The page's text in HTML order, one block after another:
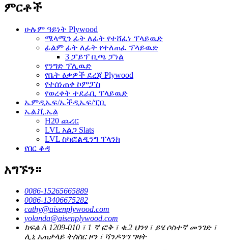
ምርቶች
ሁሉም ዓይነት Plywood
ሜላሚን ፊት ለፊት የተሸፈነ ፕላይዉድ
ፊልም ፊት ለፊት የተለጠፈ ፕላይዉድ
3 ፓይፕ ቢጫ ፓነል
የንግድ ፕሊዉድ
የቤት ዕቃዎች ደረጃ Plywood
የተሰነጠቀ ኮምፓስ
የወረቀት ተደራቢ ፕላይዉድ
ኤምዲኤፍ/ኤችዲኤፍ/ፒቢ
ኤል.ቪ.ኤል
H20 ጨረር
LVL አልጋ Slats
LVL ስካፎልዲንግ ፕላንክ
የበር ቆዳ
አግኙን።
0086-15265665889
0086-13406675282
cathy@aisenplywood.com
yolanda@aisenplywood.com
ክፍል A 1209-010 ፣ 1 ኛ ፎቅ ፣ ቁ.2 ህንፃ ፣ ይሄ ሶስተኛ መንገድ ፣
ሊኒ አጠቃላይ ትስስር ዞን ፣ ሻንዶንግ ግዛት